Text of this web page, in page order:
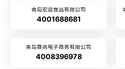
青岛宏运食品有限公司
4001688681
青岛尊尚电子商务有限公司
4008396978